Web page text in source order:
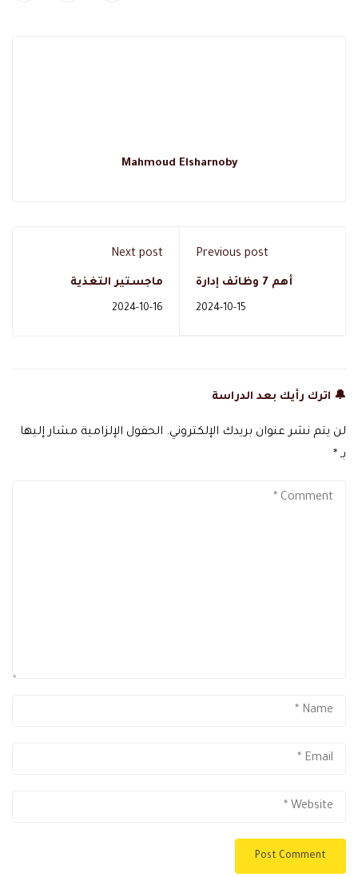
Mahmoud Elsharnoby
Previous post
أهم 7 وظائف إدارة
2024-10-15
Next post
ماجستير التغذية
2024-10-16
🔔 اترك رأيك بعد الدراسة
لن يتم نشر عنوان بريدك الإلكتروني. الحقول الإلزامية مشار إليها
بـ *